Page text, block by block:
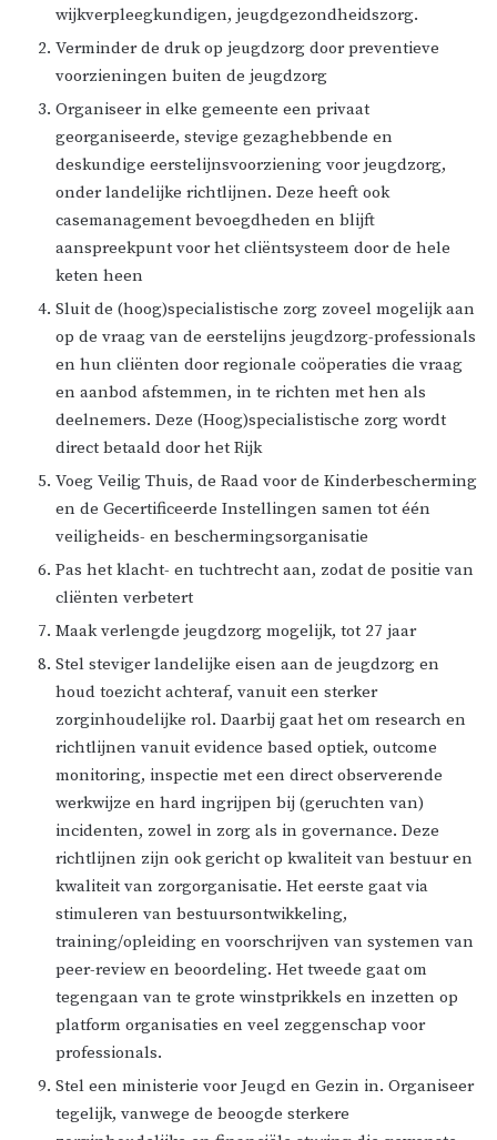
wijkverpleegkundigen, jeugdgezondheidszorg.
Verminder de druk op jeugdzorg door preventieve
voorzieningen buiten de jeugdzorg
Organiseer in elke gemeente een privaat
georganiseerde, stevige gezaghebbende en
deskundige eerstelijnsvoorziening voor jeugdzorg,
onder landelijke richtlijnen. Deze heeft ook
casemanagement bevoegdheden en blijft
aanspreekpunt voor het cliëntsysteem door de hele
keten heen
Sluit de (hoog)specialistische zorg zoveel mogelijk aan
op de vraag van de eerstelijns jeugdzorg-professionals
en hun cliënten door regionale coöperaties die vraag
en aanbod afstemmen, in te richten met hen als
deelnemers. Deze (Hoog)specialistische zorg wordt
direct betaald door het Rijk
Voeg Veilig Thuis, de Raad voor de Kinderbescherming
en de Gecertificeerde Instellingen samen tot één
veiligheids- en beschermingsorganisatie
Pas het klacht- en tuchtrecht aan, zodat de positie van
cliënten verbetert
Maak verlengde jeugdzorg mogelijk, tot 27 jaar
Stel steviger landelijke eisen aan de jeugdzorg en
houd toezicht achteraf, vanuit een sterker
zorginhoudelijke rol. Daarbij gaat het om research en
richtlijnen vanuit evidence based optiek, outcome
monitoring, inspectie met een direct observerende
werkwijze en hard ingrijpen bij (geruchten van)
incidenten, zowel in zorg als in governance. Deze
richtlijnen zijn ook gericht op kwaliteit van bestuur en
kwaliteit van zorgorganisatie. Het eerste gaat via
stimuleren van bestuursontwikkeling,
training/opleiding en voorschrijven van systemen van
peer-review en beoordeling. Het tweede gaat om
tegengaan van te grote winstprikkels en inzetten op
platform organisaties en veel zeggenschap voor
professionals.
Stel een ministerie voor Jeugd en Gezin in. Organiseer
tegelijk, vanwege de beoogde sterkere